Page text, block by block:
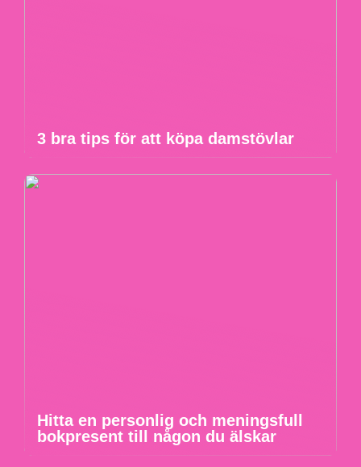
3 bra tips för att köpa damstövlar
Hitta en personlig och meningsfull
bokpresent till någon du älskar